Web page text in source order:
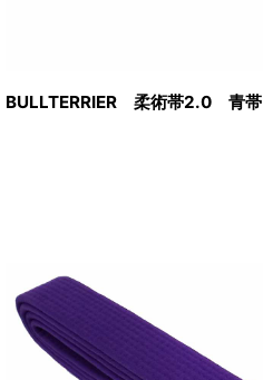
BULLTERRIER 柔術帯2.0 青帯